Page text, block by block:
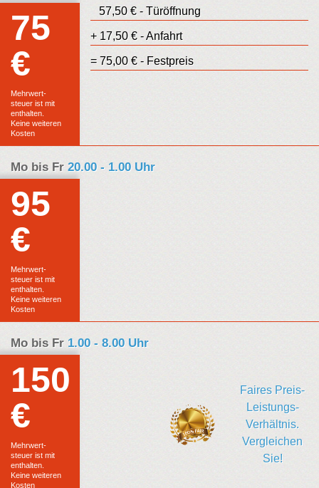
75
€ Euro
Festpreis
Mehrwert-
steuer ist mit
enthalten.
Keine weiteren
Kosten
57,50 € - Türöffnung
+ 17,50 € - Anfahrt
= 75,00 € - Festpreis
Mo bis Fr 20.00 - 1.00 Uhr
95
€
Festpreis
Mehrwert-
steuer ist mit
enthalten.
Keine weiteren
Kosten
Mo bis Fr 1.00 - 8.00 Uhr
150
€
Festpreis
Mehrwert-
steuer ist mit
enthalten.
Keine weiteren
Kosten
Faires Preis-
Leistungs-
Verhältnis.
Vergleichen
Sie!